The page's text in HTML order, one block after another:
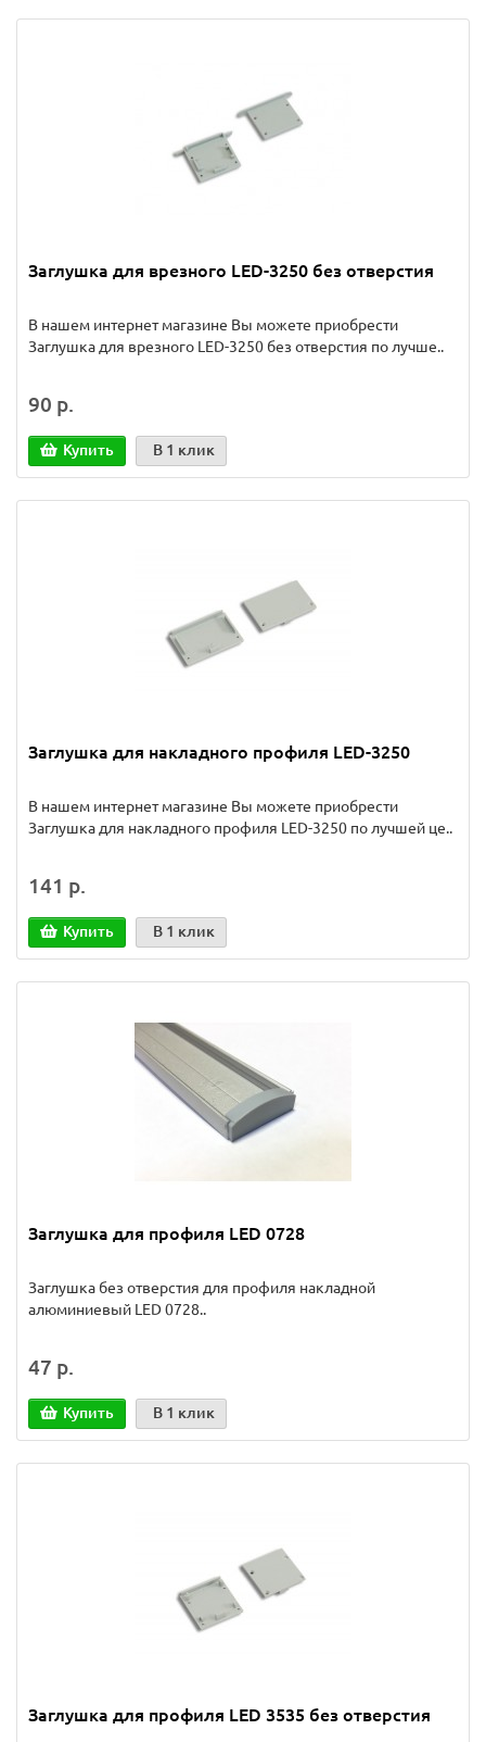
Заглушка для врезного LED-3250 без отверстия
В нашем интернет магазине Вы можете приобрести
Заглушка для врезного LED-3250 без отверстия по лучше..
90 р.
Купить В 1 клик
Заглушка для накладного профиля LED-3250
В нашем интернет магазине Вы можете приобрести
Заглушка для накладного профиля LED-3250 по лучшей це..
141 р.
Купить В 1 клик
Заглушка для профиля LED 0728
Заглушка без отверстия для профиля накладной
алюминиевый LED 0728..
47 р.
Купить В 1 клик
Заглушка для профиля LED 3535 без отверстия